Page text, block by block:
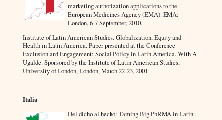
marketing authorization applications to the
European Medicines Agency (EMA). EMA:
London, 6-7 September, 2010.
Institute of Latin American Studies. Globalization, Equity and
Health in Latin America. Paper presented at the Conference
Exclusion and Engagement: Social Policy in Latin America. With A
Ugalde. Sponsored by the Institute of Latin American Studies,
University of London, London, March 22-23, 2001
Italia
Del dicho al hecho: Taming Big PhRMA in Latin